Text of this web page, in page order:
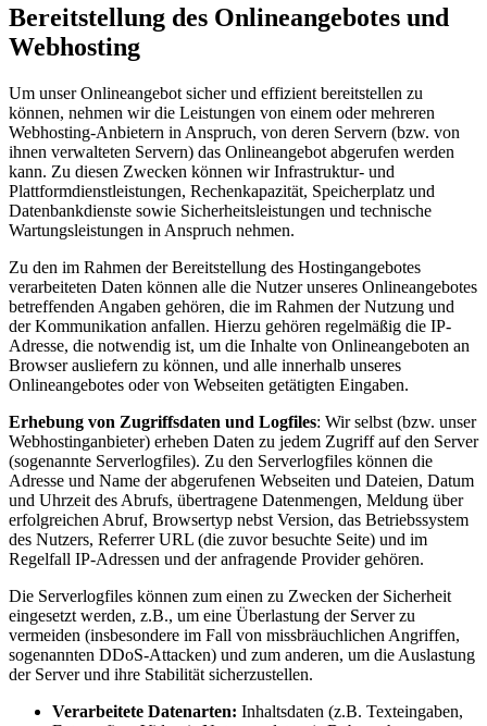
Bereitstellung des Onlineangebotes und
Webhosting
Um unser Onlineangebot sicher und effizient bereitstellen zu
können, nehmen wir die Leistungen von einem oder mehreren
Webhosting-Anbietern in Anspruch, von deren Servern (bzw. von
ihnen verwalteten Servern) das Onlineangebot abgerufen werden
kann. Zu diesen Zwecken können wir Infrastruktur- und
Plattformdienstleistungen, Rechenkapazität, Speicherplatz und
Datenbankdienste sowie Sicherheitsleistungen und technische
Wartungsleistungen in Anspruch nehmen.
Zu den im Rahmen der Bereitstellung des Hostingangebotes
verarbeiteten Daten können alle die Nutzer unseres Onlineangebotes
betreffenden Angaben gehören, die im Rahmen der Nutzung und
der Kommunikation anfallen. Hierzu gehören regelmäßig die IP-
Adresse, die notwendig ist, um die Inhalte von Onlineangeboten an
Browser ausliefern zu können, und alle innerhalb unseres
Onlineangebotes oder von Webseiten getätigten Eingaben.
Erhebung von Zugriffsdaten und Logfiles: Wir selbst (bzw. unser
Webhostinganbieter) erheben Daten zu jedem Zugriff auf den Server
(sogenannte Serverlogfiles). Zu den Serverlogfiles können die
Adresse und Name der abgerufenen Webseiten und Dateien, Datum
und Uhrzeit des Abrufs, übertragene Datenmengen, Meldung über
erfolgreichen Abruf, Browsertyp nebst Version, das Betriebssystem
des Nutzers, Referrer URL (die zuvor besuchte Seite) und im
Regelfall IP-Adressen und der anfragende Provider gehören.
Die Serverlogfiles können zum einen zu Zwecken der Sicherheit
eingesetzt werden, z.B., um eine Überlastung der Server zu
vermeiden (insbesondere im Fall von missbräuchlichen Angriffen,
sogenannten DDoS-Attacken) und zum anderen, um die Auslastung
der Server und ihre Stabilität sicherzustellen.
Verarbeitete Datenarten: Inhaltsdaten (z.B. Texteingaben,